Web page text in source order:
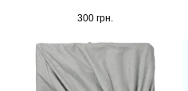
300 грн.